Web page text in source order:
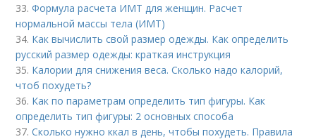
33.Формула расчета ИМТ для женщин. Расчет
нормальной массы тела (ИМТ)
34. Как вычислить свой размер одежды. Как определить
русский размер одежды: краткая инструкция
35. Калории для снижения веса. Сколько надо калорий,
чтоб похудеть?
36. Как по параметрам определить тип фигуры. Как
определить тип фигуры: 2 основных способа
37.Сколько нужно ккал в день, чтобы похудеть. Правила